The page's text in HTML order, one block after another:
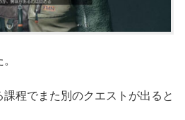
程でまた別のクエストが出ると